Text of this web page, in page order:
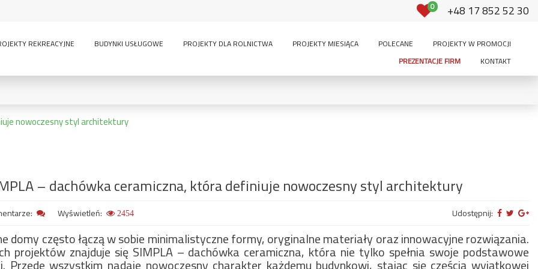
0 +48 17 852 52 30
REKREACYJNE BUDYNKI USŁUGOWE PROJEKTY DLA ROLNICTWA PROJEKTY MIESIĄCA POLECANE
PROJEKTY W PROMOCJI
PREZENTACJE FIRM
KONTAKT
inwentarskie
sauna
parterowy piętrowy brak użytkowe
bez garażu 1-stanowiskowy 2-stanowiskowy 3 stanowiska i
więcej
nowoczesny styl architektury
– dachówka ceramiczna, która definiuje nowoczesny styl architektury
Wyświetleń: 2454 Udostępnij:
domy często łączą w sobie minimalistyczne formy, oryginalne materiały oraz innowacyjne rozwiązania.
projektów znajduje się SIMPLA – dachówka ceramiczna, która nie tylko spełnia swoje podstawowe